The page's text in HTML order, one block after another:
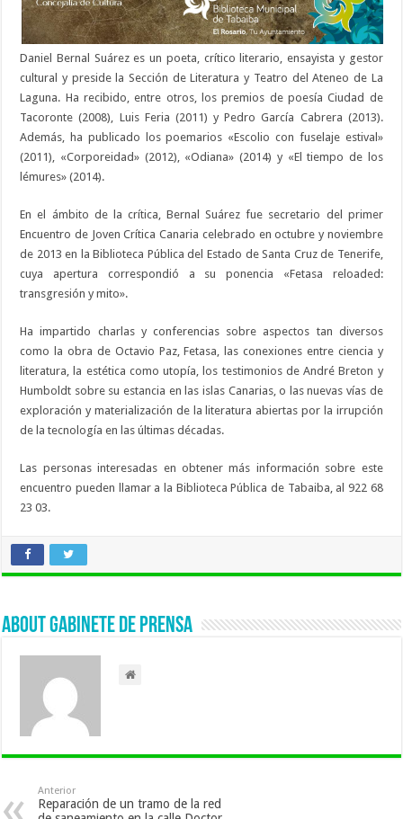
Daniel Bernal Suárez es un poeta, crítico literario, ensayista y gestor
cultural y preside la Sección de Literatura y Teatro del Ateneo de La
Laguna. Ha recibido, entre otros, los premios de poesía Ciudad de
Tacoronte (2008), Luis Feria (2011) y Pedro García Cabrera (2013).
Además, ha publicado los poemarios «Escolio con fuselaje estival»
(2011), «Corporeidad» (2012), «Odiana» (2014) y «El tiempo de los
lémures» (2014).
En el ámbito de la crítica, Bernal Suárez fue secretario del primer
Encuentro de Joven Crítica Canaria celebrado en octubre y noviembre
de 2013 en la Biblioteca Pública del Estado de Santa Cruz de Tenerife,
cuya apertura correspondió a su ponencia «Fetasa reloaded:
transgresión y mito».
Ha impartido charlas y conferencias sobre aspectos tan diversos
como la obra de Octavio Paz, Fetasa, las conexiones entre ciencia y
literatura, la estética como utopía, los testimonios de André Breton y
Humboldt sobre su estancia en las islas Canarias, o las nuevas vías de
exploración y materialización de la literatura abiertas por la irrupción
de la tecnología en las últimas décadas.
Las personas interesadas en obtener más información sobre este
encuentro pueden llamar a la Biblioteca Pública de Tabaiba, al 922 68
23 03.
About Gabinete de Prensa
Anterior
Reparación de un tramo de la red